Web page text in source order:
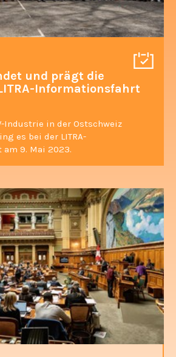
und prägt die
Informationsfahrt
Industrie in der Ostschweiz
es bei der LITRA-
9. Mai 2023.